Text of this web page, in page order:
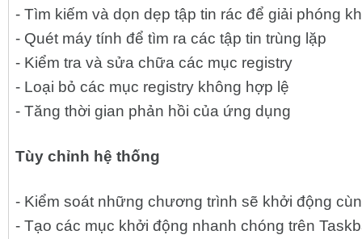
- Tìm kiếm và dọn dẹp tập tin rác để giải phóng
- Quét máy tính để tìm ra các tập tin trùng lặp
- Kiểm tra và sửa chữa các mục registry
- Loại bỏ các mục registry không hợp lệ
- Tăng thời gian phản hồi của ứng dụng
Tùy chỉnh hệ thống
- Kiểm soát những chương trình sẽ khởi động
- Tạo các mục khởi động nhanh chóng trên